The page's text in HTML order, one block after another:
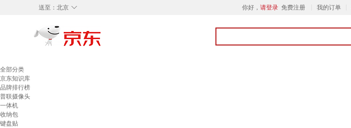
◇
送至： 北京 你好， 请登录 免费注册 我的订单
全部分类
京东知识库
品牌排行榜
普联摄像头
一体机
收纳包
键盘贴